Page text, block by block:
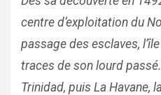
centre d’exploitation du
passage des esclaves,
traces de son lourd
Trinidad, puis La Havane,